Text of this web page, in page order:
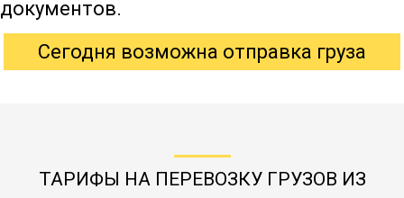
документов.
Сегодня возможна отправка груза
ТАРИФЫ НА ПЕРЕВОЗКУ ГРУЗОВ ИЗ